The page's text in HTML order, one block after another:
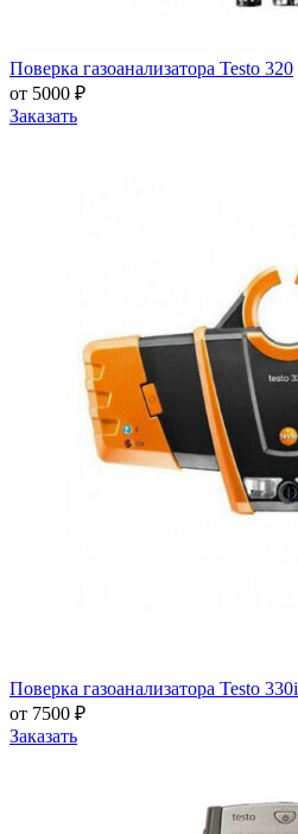
Поверка газоанализатора Testo 320
от 5000 ₽
Заказать
Поверка газоанализатора Testo 330i
от 7500 ₽
Заказать